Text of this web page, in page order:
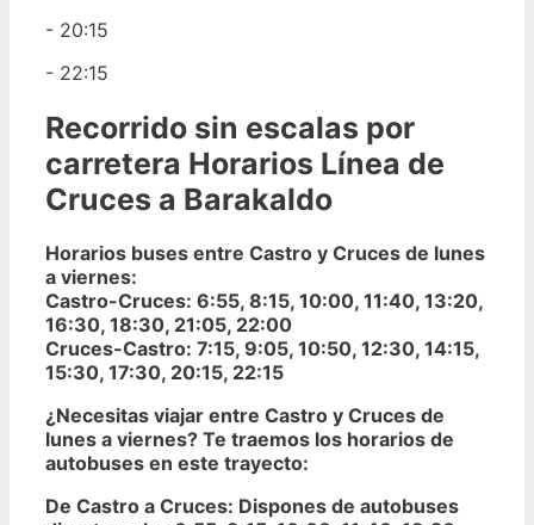
- 20:15
- 22:15
Recorrido sin escalas por
carretera Horarios Línea de
Cruces a Barakaldo
Horarios buses entre Castro y Cruces de lunes
a viernes:
Castro-Cruces: 6:55, 8:15, 10:00, 11:40, 13:20,
16:30, 18:30, 21:05, 22:00
Cruces-Castro: 7:15, 9:05, 10:50, 12:30, 14:15,
15:30, 17:30, 20:15, 22:15
¿Necesitas viajar entre Castro y Cruces de
lunes a viernes? Te traemos los horarios de
autobuses en este trayecto:
De Castro a Cruces: Dispones de autobuses